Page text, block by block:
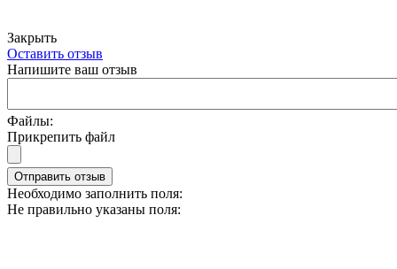
Закрыть
Оставить отзыв
Напишите ваш отзыв
Файлы:
Прикрепить файл
Отправить отзыв
Необходимо заполнить поля:
Не правильно указаны поля: